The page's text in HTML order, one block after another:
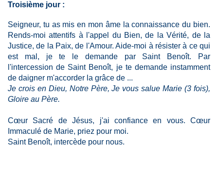
Troisième jour :
Seigneur, tu as mis en mon âme la connaissance du bien.
Rends-moi attentifs à l'appel du Bien, de la Vérité, de la
Justice, de la Paix, de l'Amour. Aide-moi à résister à ce qui
est mal, je te le demande par Saint Benoît. Par
l'intercession de Saint Benoît, je te demande instamment
de daigner m'accorder la grâce de ...
Je crois en Dieu, Notre Père, Je vous salue Marie (3 fois),
Gloire au Père.
Cœur Sacré de Jésus, j'ai confiance en vous. Cœur
Immaculé de Marie, priez pour moi.
Saint Benoît, intercède pour nous.